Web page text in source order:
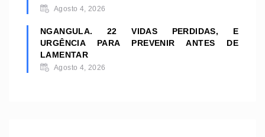
Agosto 4, 2026
NGANGULA. 22 VIDAS PERDIDAS, E
URGÊNCIA PARA PREVENIR ANTES DE
LAMENTAR
Agosto 4, 2026